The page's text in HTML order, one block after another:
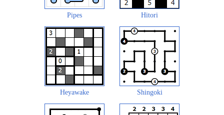
Pipes Hitori
Heyawake Shingoki